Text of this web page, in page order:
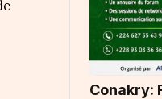
Conakry: